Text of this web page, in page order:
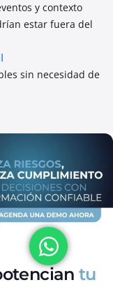
y contexto
estar fuera del
sin necesidad de
tu